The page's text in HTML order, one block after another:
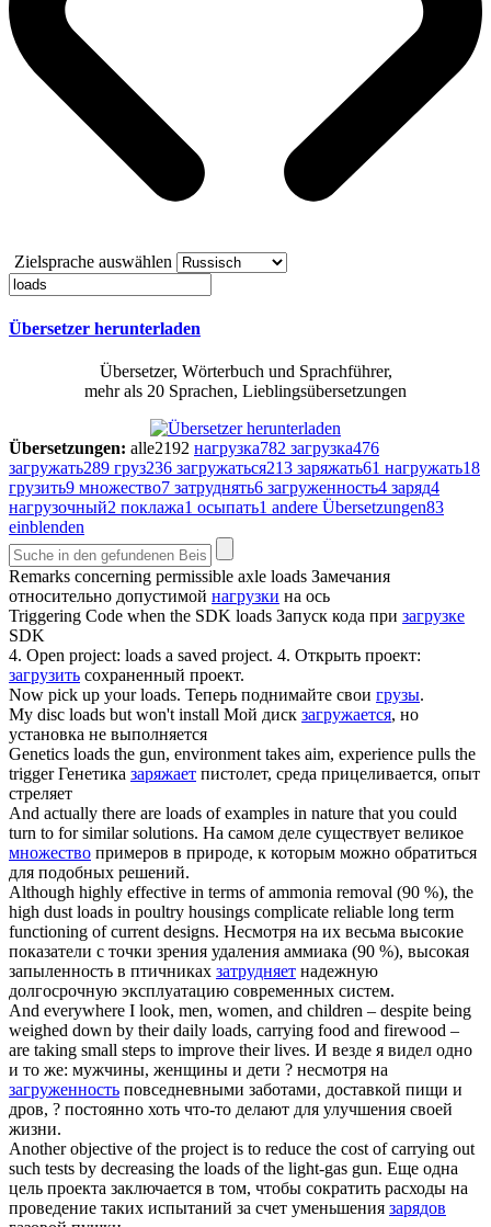
Zielsprache auswählen
Übersetzer herunterladen
Übersetzer, Wörterbuch und Sprachführer,
mehr als 20 Sprachen, Lieblingsübersetzungen
Übersetzungen: alle2192 нагрузка782 загрузка476
загружать289 груз236 загружаться213 заряжать61 нагружать18
грузить9 множество7 затруднять6 загруженность4 заряд4
нагрузочный2 поклажа1 осыпать1 andere Übersetzungen83
einblenden
Remarks concerning permissible axle loads Замечания
относительно допустимой нагрузки на ось
Triggering Code when the SDK loads Запуск кода при загрузке
SDK
4. Open project: loads a saved project. 4. Открыть проект:
загрузить сохраненный проект.
Now pick up yourloads. Теперь поднимайте свои грузы.
My disc loads but won't install Мой диск загружается, но
установка не выполняется
Genetics loads the gun, environment takes aim, experience pulls the
trigger Генетика заряжает пистолет, среда прицеливается, опыт
стреляет
And actually there are loads of examples in nature that you could
turn to for similar solutions. На самом деле существует великое
множество примеров в природе, к которым можно обратиться
для подобных решений.
Although highly effective in terms of ammonia removal (90 %), the
high dustloads in poultry housings complicate reliable long term
functioning of current designs. Несмотря на их весьма высокие
показатели с точки зрения удаления аммиака (90 %), высокая
запыленность в птичниках затрудняет надежную
долгосрочную эксплуатацию современных систем.
And everywhere I look, men, women, and children – despite being
weighed down by their daily loads, carrying food and firewood –
are taking small steps to improve their lives. И везде я видел одно
и то же: мужчины, женщины и дети ? несмотря на
загруженность повседневными заботами, доставкой пищи и
дров, ? постоянно хоть что-то делают для улучшения своей
жизни.
Another objective of the project is to reduce the cost of carrying out
such tests by decreasing the loads of the light-gas gun. Еще одна
цель проекта заключается в том, чтобы сократить расходы на
проведение таких испытаний за счет уменьшения зарядов